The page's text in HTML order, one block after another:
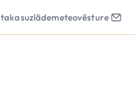
takasuzlādemeteovēsture